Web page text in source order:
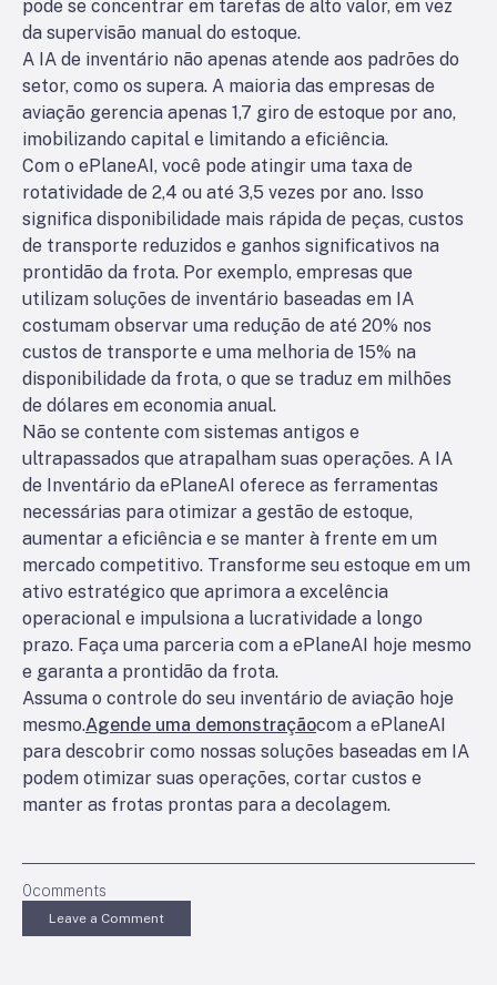
pode se concentrar em tarefas de alto valor, em vez
da supervisão manual do estoque.
A IA de inventário não apenas atende aos padrões do
setor, como os supera. A maioria das empresas de
aviação gerencia apenas 1,7 giro de estoque por ano,
imobilizando capital e limitando a eficiência.
Com o ePlaneAI, você pode atingir uma taxa de
rotatividade de 2,4 ou até 3,5 vezes por ano. Isso
significa disponibilidade mais rápida de peças, custos
de transporte reduzidos e ganhos significativos na
prontidão da frota. Por exemplo, empresas que
utilizam soluções de inventário baseadas em IA
costumam observar uma redução de até 20% nos
custos de transporte e uma melhoria de 15% na
disponibilidade da frota, o que se traduz em milhões
de dólares em economia anual.
Não se contente com sistemas antigos e
ultrapassados que atrapalham suas operações. A IA
de Inventário da ePlaneAI oferece as ferramentas
necessárias para otimizar a gestão de estoque,
aumentar a eficiência e se manter à frente em um
mercado competitivo. Transforme seu estoque em um
ativo estratégico que aprimora a excelência
operacional e impulsiona a lucratividade a longo
prazo. Faça uma parceria com a ePlaneAI hoje mesmo
e garanta a prontidão da frota.
Assuma o controle do seu inventário de aviação hoje
mesmo.Agende uma demonstraçãocom a ePlaneAI
para descobrir como nossas soluções baseadas em IA
podem otimizar suas operações, cortar custos e
manter as frotas prontas para a decolagem.
0comments
Leave a Comment